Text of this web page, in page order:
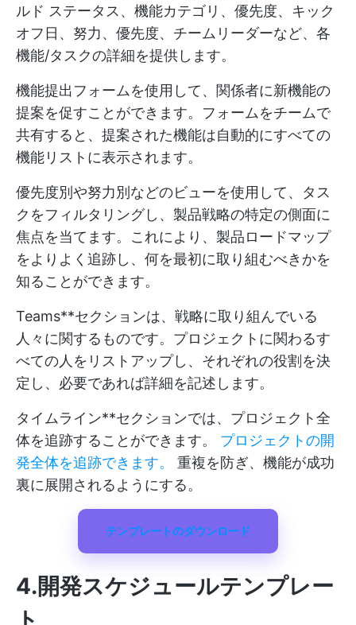
ルド ステータス、機能カテゴリ、優先度、キック
オフ日、努力、優先度、チームリーダーなど、各
機能/タスクの詳細を提供します。
機能提出フォームを使用して、関係者に新機能の
提案を促すことができます。フォームをチームで
共有すると、提案された機能は自動的にすべての
機能リストに表示されます。
優先度別や努力別などのビューを使用して、タス
クをフィルタリングし、製品戦略の特定の側面に
焦点を当てます。これにより、製品ロードマップ
をよりよく追跡し、何を最初に取り組むべきかを
知ることができます。
Teams**セクションは、戦略に取り組んでいる
人々に関するものです。プロジェクトに関わるす
べての人をリストアップし、それぞれの役割を決
定し、必要であれば詳細を記述します。
タイムライン**セクションでは、プロジェクト全
体を追跡することができます。 プロジェクトの開
発全体を追跡できます。
重複を防ぎ、機能が成功
裏に展開されるようにする。
テンプレートのダウンロード
4.開発スケジュールテンプレー
ト